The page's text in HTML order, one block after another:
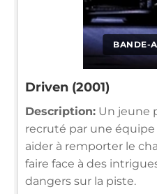
BANDE-
Driven (2001)
Description: Un jeune
recruté par une
aider à remporter le
faire face à des
dangers sur la piste.